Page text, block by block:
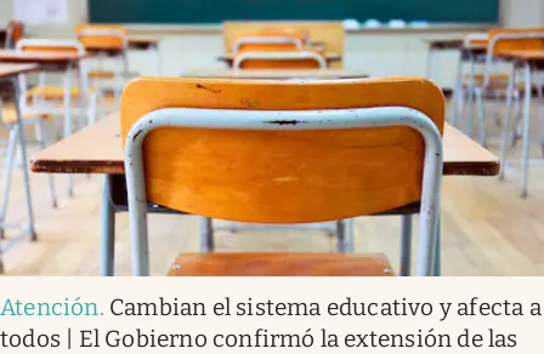
Atención. Cambian el sistema educativo y afecta a
todos | El Gobierno confirmó la extensión de las